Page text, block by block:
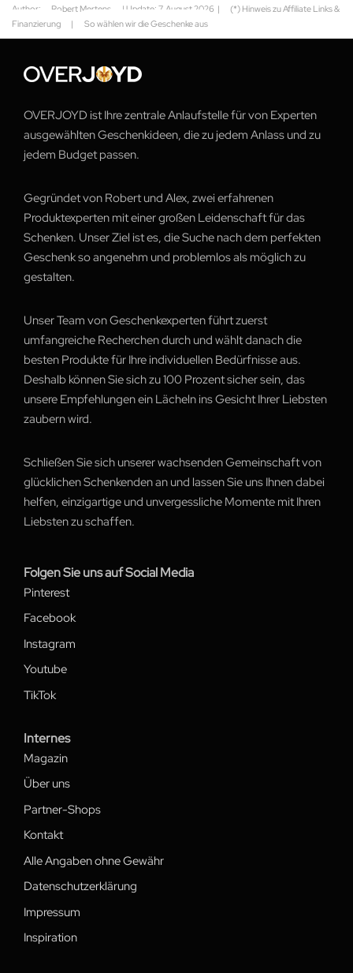
Author: Robert Mertens | Update: 7. August 2026 |
(*) Hinweis zu Affiliate Links &
Finanzierung
| So wählen wir die Geschenke aus
OVERJOYD ist Ihre zentrale Anlaufstelle für von Experten
ausgewählten Geschenkideen, die zu jedem Anlass und zu
jedem Budget passen.
Gegründet von Robert und Alex, zwei erfahrenen
Produktexperten mit einer großen Leidenschaft für das
Schenken. Unser Ziel ist es, die Suche nach dem perfekten
Geschenk so angenehm und problemlos als möglich zu
gestalten.
Unser Team von Geschenkexperten führt zuerst
umfangreiche Recherchen durch und wählt danach die
besten Produkte für Ihre individuellen Bedürfnisse aus.
Deshalb können Sie sich zu 100 Prozent sicher sein, das
unsere Empfehlungen ein Lächeln ins Gesicht Ihrer Liebsten
zaubern wird.
Schließen Sie sich unserer wachsenden Gemeinschaft von
glücklichen Schenkenden an und lassen Sie uns Ihnen dabei
helfen, einzigartige und unvergessliche Momente mit Ihren
Liebsten zu schaffen.
Folgen Sie uns auf Social Media
Pinterest
Facebook
Instagram
Youtube
TikTok
Internes
Magazin
Über uns
Partner-Shops
Kontakt
Alle Angaben ohne Gewähr
Datenschutzerklärung
Impressum
Inspiration